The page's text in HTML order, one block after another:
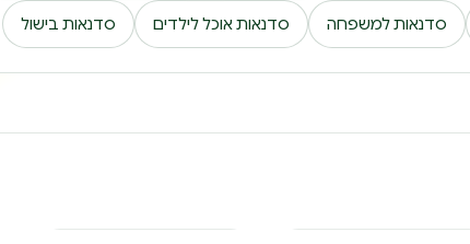
סדנאות למשפחה סדנאות אוכל לילדים סדנאות בישול